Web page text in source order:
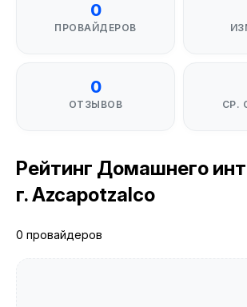
0
ПРОВАЙДЕРОВ
0
ОТЗЫВОВ СР.
Рейтинг Домашнего
г. Azcapotzalco
0 провайдеров